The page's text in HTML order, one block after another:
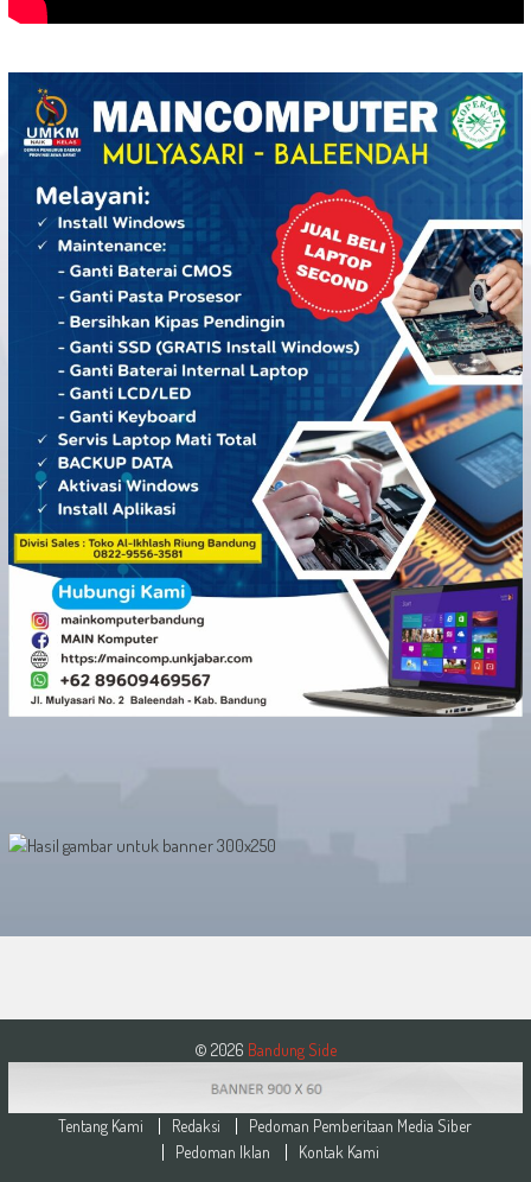
© 2026 Bandung Side
Tentang Kami Redaksi
Pedoman Pemberitaan Media Siber
Pedoman Iklan
Kontak Kami